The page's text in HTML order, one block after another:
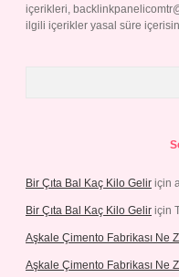
içerikleri,
ilgili içerikler yasal süre
Bir Çıta Bal Kaç Kilo Gelir için
Bir Çıta Bal Kaç Kilo Gelir için
Aşkale Çimento Fabrikası Ne
Aşkale Çimento Fabrikası Ne